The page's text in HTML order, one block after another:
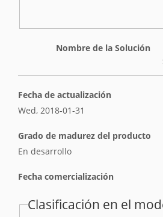
Nombre de la Solución
Fecha de actualización
Wed, 2018-01-31
Grado de madurez del producto
En desarrollo
Fecha comercialización
Clasificación en el